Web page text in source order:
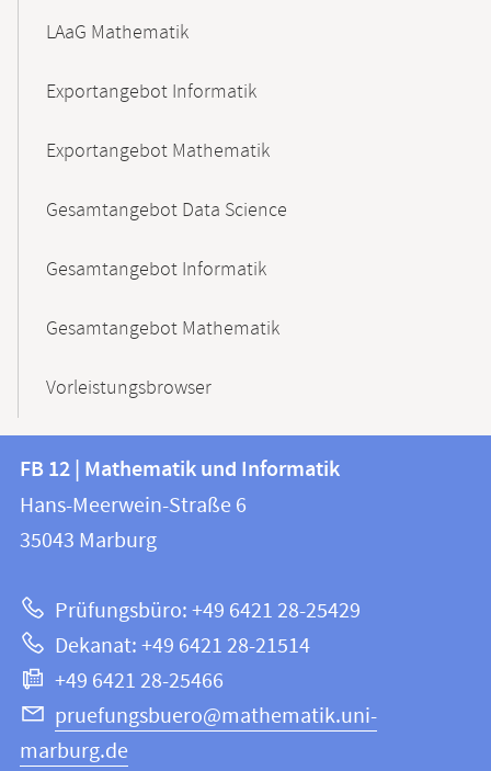
LAaG Mathematik
Exportangebot Informatik
Exportangebot Mathematik
Gesamtangebot Data Science
Gesamtangebot Informatik
Gesamtangebot Mathematik
Vorleistungsbrowser
Kontakt
und
Informationen
Website
FB
12
|
und
Informatik
FB 12 | Mathematik und Informatik
Hans-Meerwein-Straße 6
35043 Marburg
Prüfungsbüro: +49 6421 28-25429
Dekanat: +49 6421 28-21514
+49 6421 28-25466
pruefungsbuero@mathematik.uni-
marburg.de